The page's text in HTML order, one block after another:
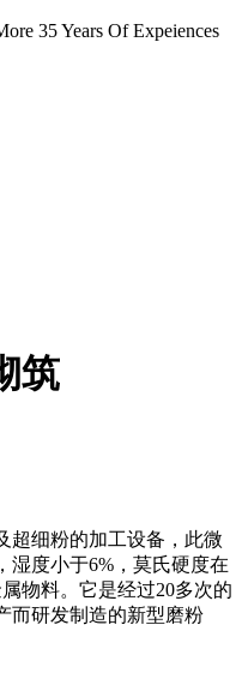
35 Years Of Expeiences
筑
超细粉的加工设备，此微
湿度小于6%，莫氏硬度在
物料。它是经过20多次的
而研发制造的新型磨粉